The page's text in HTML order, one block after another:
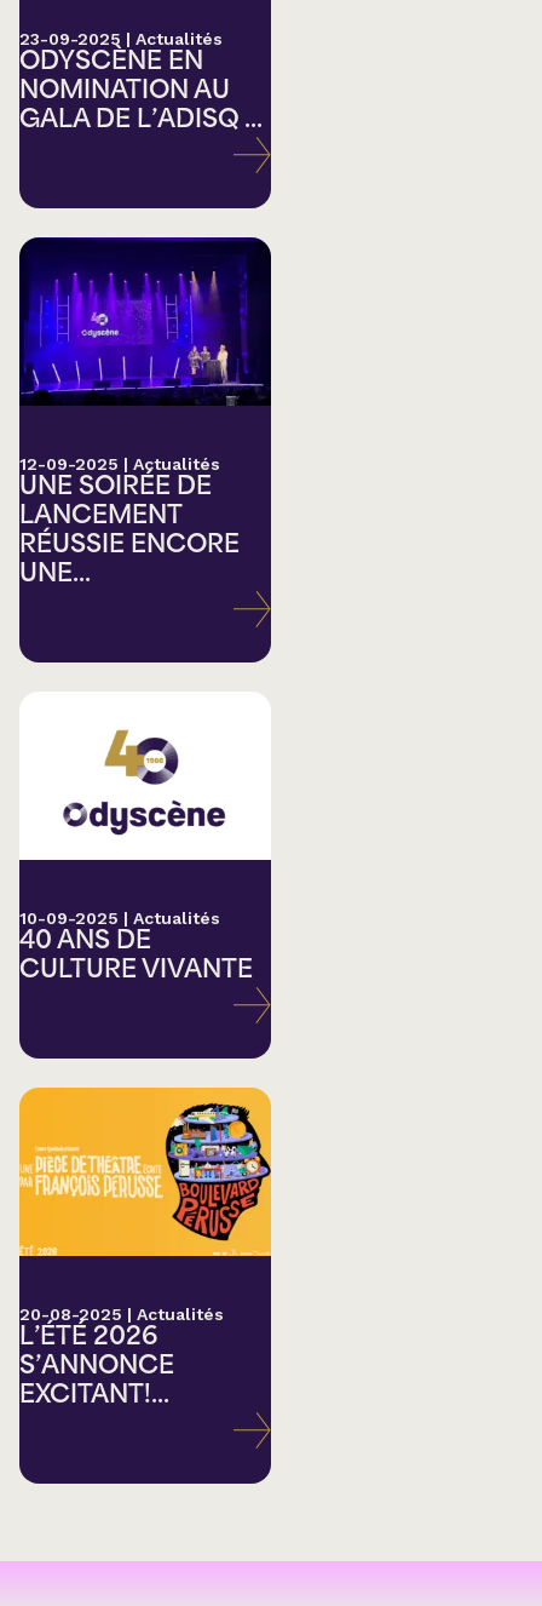
23-09-2025 | Actualités
ODYSCÈNE EN
NOMINATION AU
GALA DE L’ADISQ ...
12-09-2025 | Actualités
UNE SOIRÉE DE
LANCEMENT
RÉUSSIE ENCORE
UNE...
10-09-2025 | Actualités
40 ANS DE
CULTURE VIVANTE
20-08-2025 | Actualités
L’ÉTÉ 2026
S’ANNONCE
EXCITANT!...